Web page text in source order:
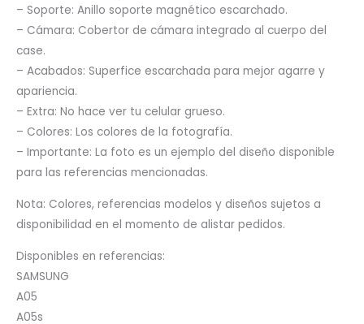
– Soporte: Anillo soporte magnético escarchado.
– Cámara: Cobertor de cámara integrado al cuerpo del
case.
– Acabados: Superfice escarchada para mejor agarre y
apariencia.
– Extra: No hace ver tu celular grueso.
– Colores: Los colores de la fotografía.
– Importante: La foto es un ejemplo del diseño disponible
para las referencias mencionadas.
Nota: Colores, referencias modelos y diseños sujetos a
disponibilidad en el momento de alistar pedidos.
Disponibles en referencias:
SAMSUNG
A05
A05s